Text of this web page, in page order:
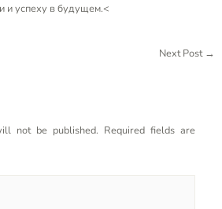
и успеху в будущем.<
Next Post →
not be published. Required fields are